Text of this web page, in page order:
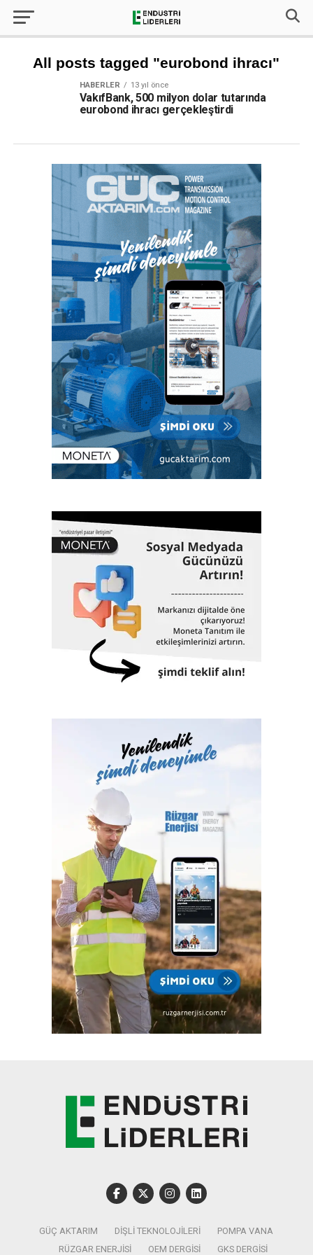
All posts tagged "eurobond ihracı"
HABERLER 13 yıl önce
VakıfBank, 500 milyon dolar tutarında
eurobond ihracı gerçekleştirdi
GÜÇ AKTARIM DIŞLI TEKNOLOJILERI
POMPA VANA
RÜZGAR ENERJISI
OEM DERGISI GKS DERGISI